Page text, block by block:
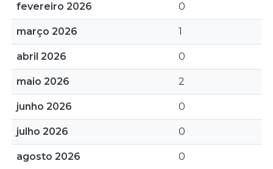
fevereiro 2026 0
março 2026 1
abril 2026 0
maio 2026 2
junho 2026 0
julho 2026 0
agosto 2026 0